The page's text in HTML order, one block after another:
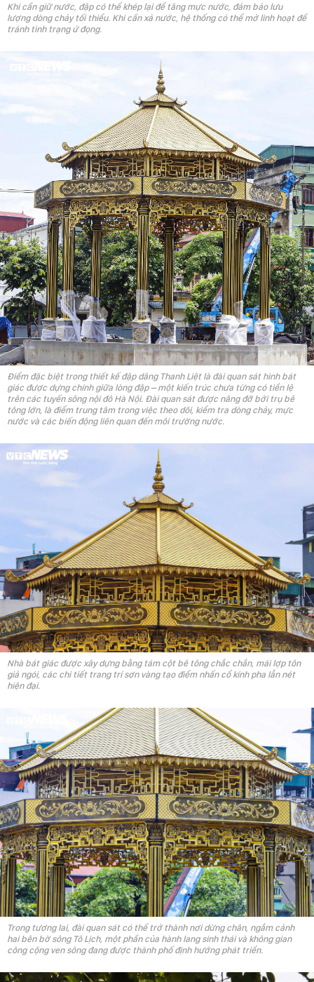
Khi cần giữ nước, đập có thể khép lại để tăng mực nước, đảm bảo lưu
lượng dòng chảy tối thiểu. Khi cần xả nước, hệ thống có thể mở linh hoạt để
tránh tình trạng ứ đọng.
Điểm đặc biệt trong thiết kế đập dâng Thanh Liệt là đài quan sát hình bát
giác được dựng chính giữa lòng đập – một kiến trúc chưa từng có tiền lệ
trên các tuyến sông nội đô Hà Nội. Đài quan sát được nâng đỡ bởi trụ bê
tông lớn, là điểm trung tâm trong việc theo dõi, kiểm tra dòng chảy, mực
nước và các biến động liên quan đến môi trường nước.
Nhà bát giác được xây dựng bằng tám cột bê tông chắc chắn, mái lợp tôn
giả ngói, các chi tiết trang trí sơn vàng tạo điểm nhấn cổ kính pha lẫn nét
hiện đại.
Trong tương lai, đài quan sát có thể trở thành nơi dừng chân, ngắm cảnh
hai bên bờ sông Tô Lịch, một phần của hành lang sinh thái và không gian
công cộng ven sông đang được thành phố định hướng phát triển.